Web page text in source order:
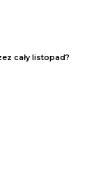
cały listopad?